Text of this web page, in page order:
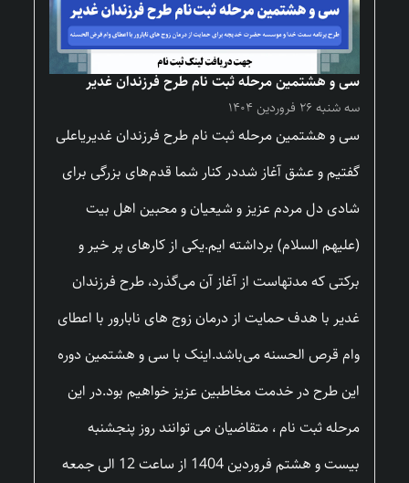
سی و هشتمین مرحله ثبت نام طرح فرزندان غدیر
سه شنبه ۲۶ فروردین ۱۴۰۴
سی و هشتمین مرحله ثبت نام طرح فرزندان غدیریاعلی
گفتیم و عشق آغاز شددر کنار شما قدم‌های بزرگی برای
شادی دل مردم عزیز و شیعیان و محبین اهل بیت
(علیهم السلام) برداشته ایم.یکی از کارهای پر خیر و
برکتی که مدتهاست از آغاز آن می‌گذرد، طرح فرزندان
غدیر با هدف حمایت از درمان زوج های نابارور با اعطای
وام قرص الحسنه می‌باشد.اینک با سی و هشتمین دوره
این طرح در خدمت مخاطبین عزیز خواهیم بود.در این
مرحله ثبت نام ، متقاضیان می توانند روز پنجشنبه
بیست و هشتم فروردین 1404 از ساعت 12 الی جمعه